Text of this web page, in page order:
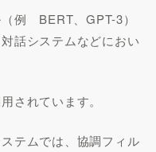
例 BERT、GPT-3）
話システムなどにおい
されています。
テムでは、協調フィル